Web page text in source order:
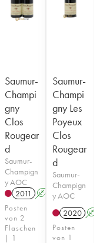
Saumur-
Champi
gny
Clos
Rougear
d
Saumur-
Champign
y AOC
2011 A
Posten
von 2
Flaschen
| 1
Saumur-
Champi
gny Les
Poyeux
Clos
Rougear
d
Saumur-
Champign
y AOC
2020 A
Posten
von 1